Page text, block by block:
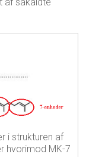
i strukturen af
hvorimod MK-7